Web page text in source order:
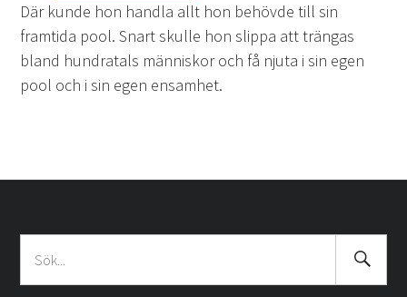
Där kunde hon handla allt hon behövde till sin
framtida pool. Snart skulle hon slippa att trängas
bland hundratals människor och få njuta i sin egen
pool och i sin egen ensamhet.
Sök
efter:
Search